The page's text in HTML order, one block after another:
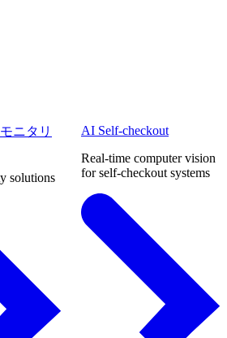
ニタリ
solutions
AI Self-checkout
Real-time computer vision
for self-checkout systems